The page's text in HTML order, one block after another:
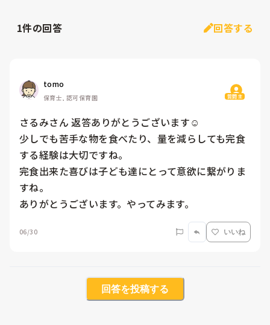
1件の回答 回答する
tomo
保育士, 認可保育園 質問主
さるみさん 返答ありがとうございます☺
少しでも苦手な物を食べたり、量を減らしても完食
する経験は大切ですね。
完食出来た喜びは子ども達にとって意欲に繋がりま
すね。
ありがとうございます。やってみます。
06/30 いいね
回答を投稿する